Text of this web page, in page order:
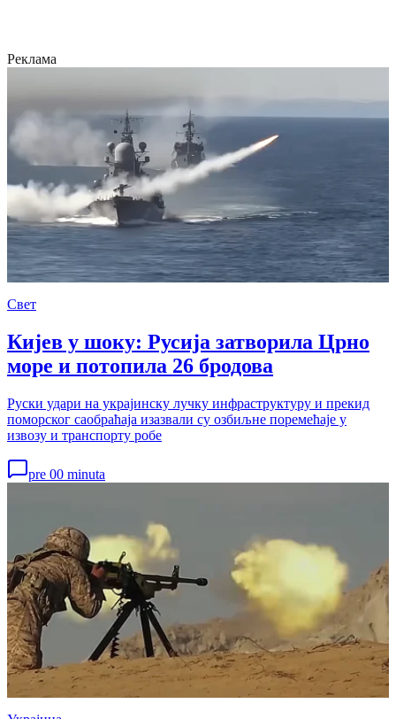
Реклама
Свет
Кијев у шоку: Русија затворила Црно
море и потопила 26 бродова
Руски удари на украјинску лучку инфраструктуру и прекид
поморског саобраћаја изазвали су озбиљне поремећаје у
извозу и транспорту робе
pre 00 minuta